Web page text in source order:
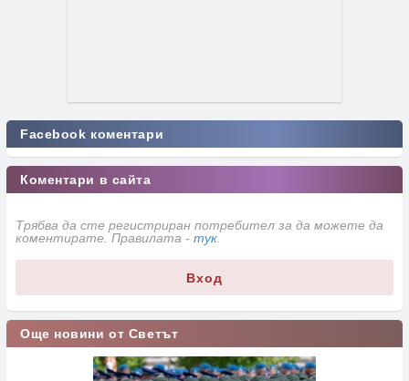
Facebook коментари
Коментари в сайта
Трябва да сте регистриран потребител за да можете да
коментирате. Правилата - тук
Вход
Още новини от Светът